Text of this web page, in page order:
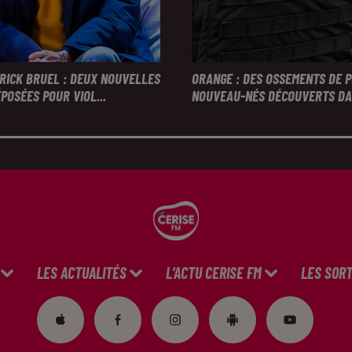
BRUEL : DEUX NOUVELLES
POUR VIOL...
ORANGE : DES OSSEMENTS DE
NOUVEAU-NÉS DÉCOUVERTS
LES ACTUALITÉS L'ACTU CERISE FM LES